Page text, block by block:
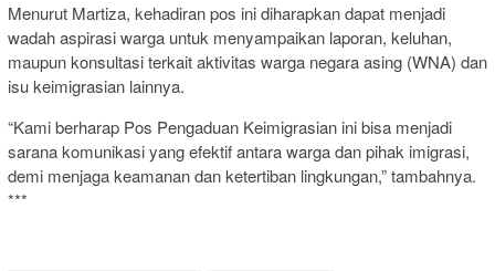
Menurut Martiza, kehadiran pos ini diharapkan dapat menjadi
wadah aspirasi warga untuk menyampaikan laporan, keluhan,
maupun konsultasi terkait aktivitas warga negara asing (WNA) dan
isu keimigrasian lainnya.
“Kami berharap Pos Pengaduan Keimigrasian ini bisa menjadi
sarana komunikasi yang efektif antara warga dan pihak imigrasi,
demi menjaga keamanan dan ketertiban lingkungan,” tambahnya.
***